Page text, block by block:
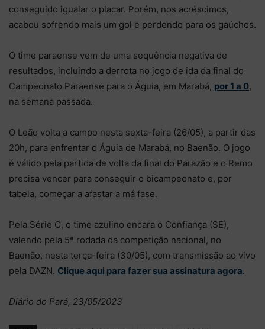
conseguido igualar o placar. Porém, nos acréscimos,
acabou sofrendo mais um gol e perdendo para os gaúchos.
O time paraense vem de uma sequência negativa de
resultados, incluindo a derrota no jogo de ida da final do
Campeonato Paraense para o Águia, em Marabá, por 1 a 0,
na semana passada.
O Leão volta a campo nesta sexta-feira (26/05), a partir das
20h, para enfrentar o Águia de Marabá, no Baenão. O jogo
é válido pela partida de volta da final do Parazão e o Remo
precisa vencer para conseguir o bicampeonato e, por
tabela, começar a afastar a má fase.
Pela Série C, o time azulino encara o Confiança (SE),
valendo pela 5ª rodada da competição nacional, no
Baenão, nesta terça-feira (30/05), com transmissão ao vivo
pela DAZN. Clique aqui para fazer sua assinatura agora.
Diário do Pará, 23/05/2023